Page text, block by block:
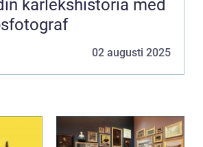
kärlekshistoria med
02 augusti 2025